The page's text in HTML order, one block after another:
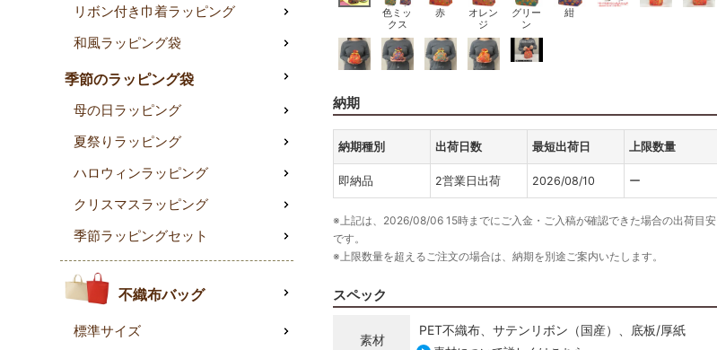
リボン付き巾着ラッピング
和風ラッピング袋
季節のラッピング袋
母の日ラッピング
夏祭りラッピング
ハロウィンラッピング
クリスマスラッピング
季節ラッピングセット
不織布バッグ
標準サイズ
色ミッ
クス
赤
オレン
ジ
グリー
ン
紺
納期
納期種別 出荷日数 最短出荷日 上限数量
即納品 2営業日出荷 2026/08/10 ー
※上記は、2026/08/06 15時までにご入金・ご入稿が確認できた場合の出荷目安
です。
※上限数量を超えるご注文の場合は、納期を別途ご案内いたします。
スペック
素材
PET不織布、サテンリボン（国産）、底板/厚紙